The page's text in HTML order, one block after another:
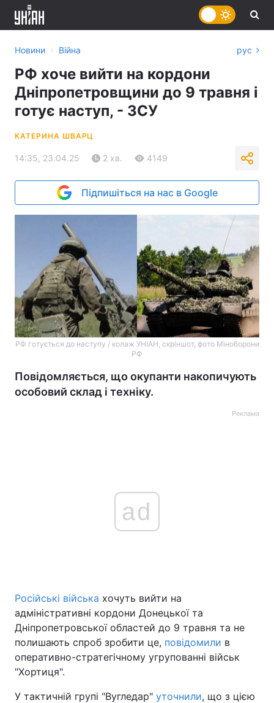
Головна Війна
Україна Політика
Економіка Світ
Новини › Війна рус
РФ хоче вийти на кордони
Дніпропетровщини до 9 травня і
готує наступ, - ЗСУ
КАТЕРИНА ШВАРЦ
14:35, 23.04.25 2 хв. 4149
Підпишіться на нас в Google
РФ готується до наступу / колаж УНІАН, скріншот, фото Міноборони
РФ
Повідомляється, що окупанти накопичують
особовий склад і техніку.
Реклама
ad
Російські війська хочуть вийти на
адміністративні кордони Донецької та
Дніпропетровської областей до 9 травня та не
полишають спроб зробити це, повідомили в
оперативно-стратегічному угрупованні військ
"Хортиця".
У тактичній групі "Вугледар" уточнили, що з цією